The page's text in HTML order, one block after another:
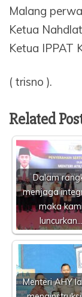
Malang
Ketua
Ketua IPPAT
( trisno ).
Related
Dalam
menjaga
maka
luncurkan…
Menteri AHY